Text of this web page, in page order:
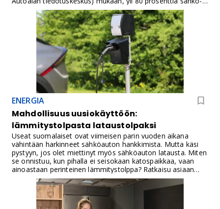
ja hybridiautojen omistajista lataa autoaan kotona
vähintään kerran viikossa. Kuormanhallinta varmistaa, ettei
sähköauton lataus pimennä vahingossa koko taloa.
ENERGIA
Mahdollisuus uusiokäyttöön:
lämmitystolpasta lataustolpaksi
Useat suomalaiset ovat viimeisen parin vuoden aikana
vähintään harkinneet sähköauton hankkimista. Mutta käsi
pystyyn, jos olet miettinyt myös sähköauton latausta. Miten
se onnistuu, kun pihalla ei seisokaan katospaikkaa, vaan
ainoastaan perinteinen lämmitystolppa? Ratkaisu asiaan
tulee tässä.